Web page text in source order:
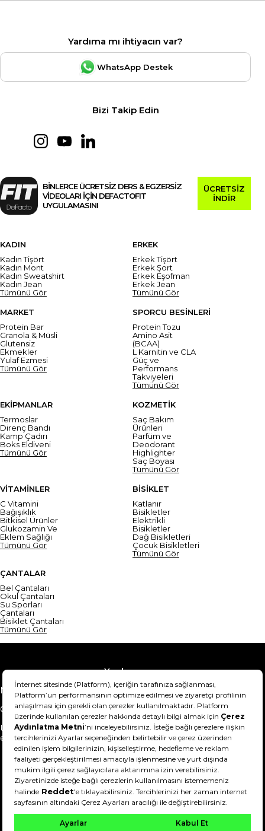
Yardıma mı ihtiyacın var?
WhatsApp Destek
Bizi Takip Edin
BİNLERCE ÜCRETSİZ DERS & EGZERSİZ
VİDEOLARI İÇİN DEFACTOFIT
UYGULAMASINI
ÜCRETSİZ
İNDİR
KADIN
Kadın Tişört
Kadın Mont
Kadın Sweatshirt
Kadın Jean
Tümünü Gör
ERKEK
Erkek Tişört
Erkek Şort
Erkek Eşofman
Erkek Jean
Tümünü Gör
MARKET
Protein Bar
Granola & Müsli
Glutensiz
Ekmekler
Yulaf Ezmesi
Tümünü Gör
SPORCU BESİNLERİ
Protein Tozu
Amino Asit
(BCAA)
L Karnitin ve CLA
Güç ve
Performans
Takviyeleri
Tümünü Gör
EKİPMANLAR
Termoslar
Direnç Bandı
Kamp Çadırı
Boks Eldiveni
Tümünü Gör
KOZMETİK
Saç Bakım
Ürünleri
Parfüm ve
Deodorant
Highlighter
Saç Boyası
Tümünü Gör
VİTAMİNLER
C Vitamini
Bağışıklık
Bitkisel Ürünler
Glukozamin Ve
Eklem Sağlığı
Tümünü Gör
BİSİKLET
Katlanır
Bisikletler
Elektrikli
Bisikletler
Dağ Bisikletleri
Çocuk Bisikletleri
Tümünü Gör
ÇANTALAR
Bel Çantaları
Okul Çantaları
Su Sporları
Çantaları
Bisiklet Çantaları
Tümünü Gör
Yardım
Mesafeli Satış Sözleşmesi
Teslimat Bilgisi
Gizlilik Sözleşmesi
Şartlar & Koşullar
Ürünümü nasıl iade
edebilirim?
Hakkımızda
DeFactoFIT ©️ 2022-2026. Tüm hakları saklıdır.